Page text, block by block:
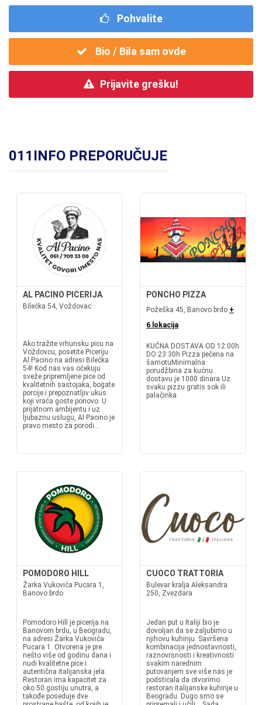
Pohvalite
Bio / Bila sam ovde
Prijavite grešku!
011INFO PREPORUČUJE
AL PACINO PICERIJA
Bilećka 54, Voždovac
Ako tražite vrhunsku picu na
Voždovcu, posetite Piceriju
Al Pacino na adresi Bilećka
54! Kod nas vas očekuju
sveže pripremljene pice od
kvalitetnih sastojaka, bogate
porcije i prepoznatljiv ukus
koji vraća goste ponovo. U
prijatnom ambijentu i uz
ljubaznu uslugu, Al Pacino je
pravo mesto za porodi...
PONCHO PIZZA
Požeška 45, Banovo brdo +
6 lokacija
KUĆNA DOSTAVA OD 12:00h
DO 23:30h Pizza pečena na
šamotuMinimalna
porudžbina za kućnu
dostavu je 1000 dinara Uz
svaku pizzu gratis sok ili
palačinka
POMODORO HILL
Žarka Vukovića Pucara 1,
Banovo brdo
Pomodoro Hill je picerija na
Banovom brdu, u Beogradu,
na adresi Žarka Vukovića
Pucara 1. Otvorena je pre
nešto više od godinu dana i
nudi kvalitetne pice i
autentična italijanska jela.
Restoran ima kapacitet za
oko 50 gostiju unutra, a
takođe poseduje dve
CUOCO TRATTORIA
Bulevar kralja Aleksandra
250, Zvezdara
Jedan put u Italiji bio je
dovoljan da se zaljubimo u
njihovu kuhinju. Savršena
kombinacija jednostavnosti,
raznovrsnosti i kreativnosti
svakim narednim
putovanjem sve više nas je
podsticala da otvorimo
restoran italijanske kuhinje u
Beogradu. Dugo smo se